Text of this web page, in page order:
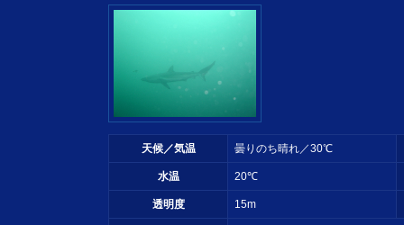
天候／気温 曇りのち晴れ／30℃
水温 20℃
透明度 15m